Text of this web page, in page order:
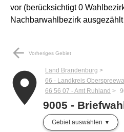
vor (berücksichtigt 0
Nachbarwahlbezirk
arrow_back Vorheriges Gebiet
place
Land Brandenburg
66 - Landkreis
66 56 07 - Amt Ruhland
9005 -
Gebiet auswählen